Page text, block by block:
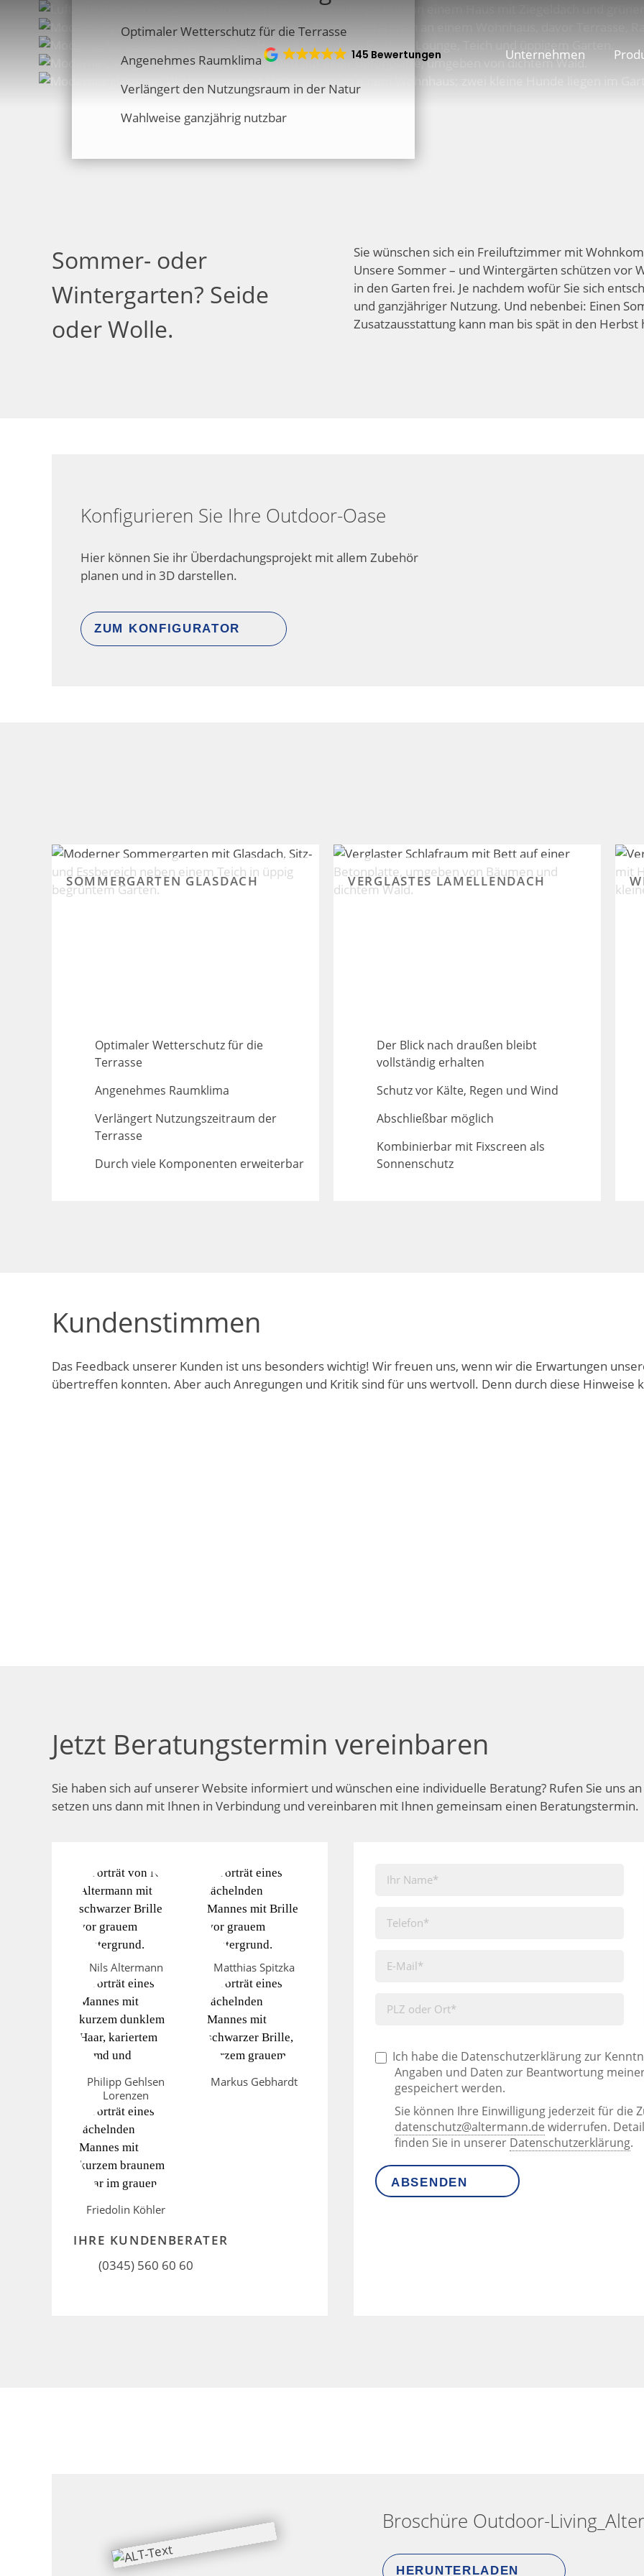
145 Bewertungen Unternehmen
Optimaler Wetterschutz für die Terrasse
Angenehmes Raumklima
Verlängert den Nutzungsraum in der Natur
Wahlweise ganzjährig nutzbar
Sommer- oder
Wintergarten? Seide
oder Wolle.
Sie wünschen sich ein Freiluftzimmer mit
Unsere Sommer – und Wintergärten schützen vor
in den Garten frei. Je nachdem wofür Sie sich
und ganzjähriger Nutzung. Und nebenbei: Einen
Zusatzausstattung kann man bis spät in den
Konfigurieren Sie Ihre Outdoor-Oase
Hier können Sie ihr Überdachungsprojekt mit allem Zubehör
planen und in 3D darstellen.
ZUM KONFIGURATOR
SOMMERGARTEN GLASDACH
Optimaler Wetterschutz für die
Terrasse
Angenehmes Raumklima
Verlängert Nutzungszeitraum der
Terrasse
Durch viele Komponenten erweiterbar
VERGLASTES LAMELLENDACH
Der Blick nach draußen bleibt
vollständig erhalten
Schutz vor Kälte, Regen und Wind
Abschließbar möglich
Kombinierbar mit Fixscreen als
Sonnenschutz
Kundenstimmen
Das Feedback unserer Kunden ist uns besonders wichtig! Wir freuen uns, wenn wir die Erwartungen
übertreffen konnten. Aber auch Anregungen und Kritik sind für uns wertvoll. Denn durch diese Hinweise
Jetzt Beratungstermin vereinbaren
Sie haben sich auf unserer Website informiert und wünschen eine individuelle Beratung? Rufen Sie uns
setzen uns dann mit Ihnen in Verbindung und vereinbaren mit Ihnen gemeinsam einen Beratungstermin.
Nils Altermann Matthias Spitzka
Philipp Gehlsen
Lorenzen
Markus Gebhardt
Friedolin Köhler
IHRE KUNDENBERATER
(0345) 560 60 60
Ich habe die Datenschutzerklärung zur
Angaben und Daten zur Beantwortung
gespeichert werden.
Sie können Ihre Einwilligung jederzeit für die
datenschutz@altermann.de widerrufen.
finden Sie in unserer Datenschutzerklärung.
ABSENDEN
Broschüre Outdoor-
HERUNTERLADEN